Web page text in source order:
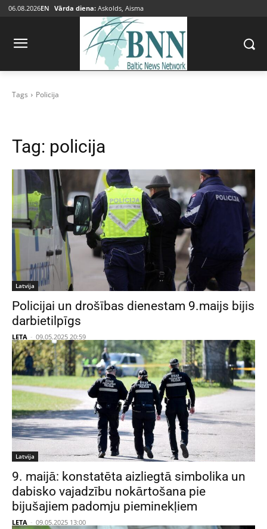
06.08.2026EN Vārda diena: Askolds, Aisma
Tags Policija
Tag: policija
Latvija
Policijai un drošības dienestam 9.maijs bijis
darbietilpīgs
LETA - 09.05.2025 20:59
Latvija
9. maijā: konstatēta aizliegtā simbolika un
dabisko vajadzību nokārtošana pie
bijušajiem padomju pieminekļiem
LETA - 09.05.2025 13:00